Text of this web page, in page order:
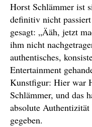
Horst Schlämmer ist
definitiv nicht
gesagt: „Ääh, jetzt
ihm nicht
authentisches,
Entertainment
Kunstfigur: Hier war
Schlämmer, und das
absolute
gegeben.